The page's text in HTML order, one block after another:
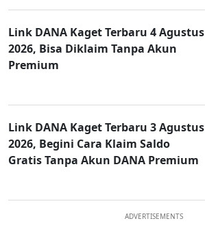
Link DANA Kaget Terbaru 4 Agustus
2026, Bisa Diklaim Tanpa Akun
Premium
Link DANA Kaget Terbaru 3 Agustus
2026, Begini Cara Klaim Saldo
Gratis Tanpa Akun DANA Premium
ADVERTISEMENTS